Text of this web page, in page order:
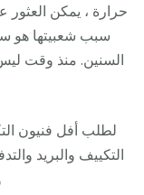
حرارة ، يمكن العثور
سبب شعبيتها هو
السنين. منذ وقت ليس
لطلب أفل فنيون
التكييف والبريد